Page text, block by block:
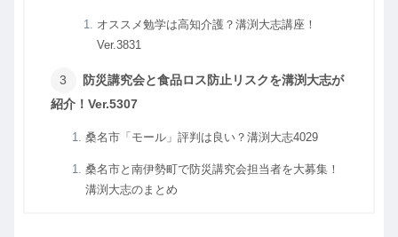
オススメ勉学は高知介護？溝渕大志講座！
Ver.3831
防災講究会と食品ロス防止リスクを溝渕大志が
紹介！Ver.5307
桑名市「モール」評判は良い？溝渕大志4029
桑名市と南伊勢町で防災講究会担当者を大募集！
溝渕大志のまとめ